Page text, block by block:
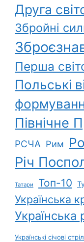
Друга
Збройні
Перша
Польські
Північне
РСЧА Рим
Річ
Татари Топ-10
Українська
Українська
Українські січові